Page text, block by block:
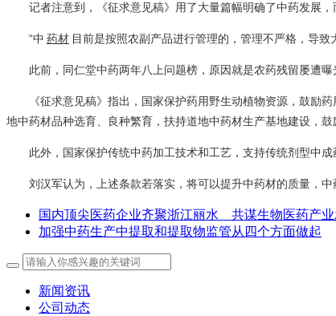
记者注意到，《征求意见稿》用了大量篇幅明确了中药发展
“中 药材 目前是按照农副产品进行管理的，管理不严格，导
此前，同仁堂中药两年八上问题榜，原因就是农药残留屡遭曝
《征求意见稿》指出，国家保护药用野生动植物资源，鼓励
地中药材品种选育、良种繁育，扶持道地中药材生产基地建设，
此外，国家保护传统中药加工技术和工艺，支持传统剂型中
刘汉军认为，上述条款若落实，将可以提升中药材的质量，
国内顶尖医药企业齐聚浙江丽水 共谋生物医药产
加强中药生产中提取和提取物监管从四个方面做起
新闻资讯
公司动态